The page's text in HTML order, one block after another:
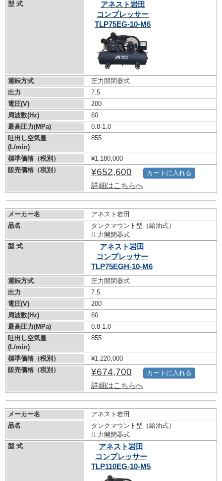
型 式
アネスト岩田
コンプレッサー
TLP75EG-10-M6
運転方式
圧力開閉器式
出力
7.5
電圧(V)
200
周波数(Hz)
60
最高圧力(MPa)
0.8-1.0
吐出し空気量
(L/min)
855
標準価格（税別）
¥1,180,000
販売価格（税別）
¥652,600
詳細はこちらへ
カートに入れる
メーカー名
アネスト岩田
品名
タンクマウント型（給油式）
圧力開閉器式
型 式
アネスト岩田
コンプレッサー
TLP75EGH-10-M6
運転方式
圧力開閉器式
出力
7.5
電圧(V)
200
周波数(Hz)
60
最高圧力(MPa)
0.8-1.0
吐出し空気量
(L/min)
855
標準価格（税別）
¥1,220,000
販売価格（税別）
¥674,700
詳細はこちらへ
カートに入れる
メーカー名
アネスト岩田
品名
タンクマウント型（給油式）
圧力開閉器式
型 式
アネスト岩田
コンプレッサー
TLP110EG-10-M5